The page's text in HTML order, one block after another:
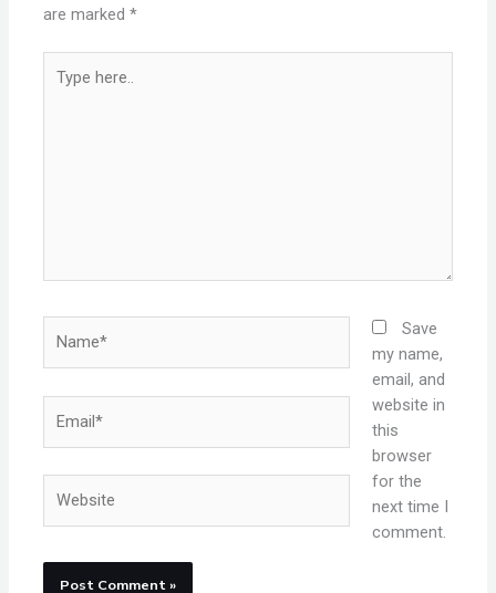
are marked*
here..
Save
my name,
email, and
website in
this
browser
for the
next time I
comment.